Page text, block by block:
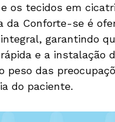
os tecidos em
da Conforte-se é
garantindo
e a instalação
peso das
do paciente.